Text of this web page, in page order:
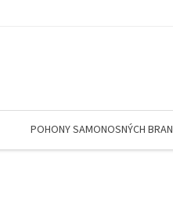
POHONY SAMONOSNÝCH BRAN